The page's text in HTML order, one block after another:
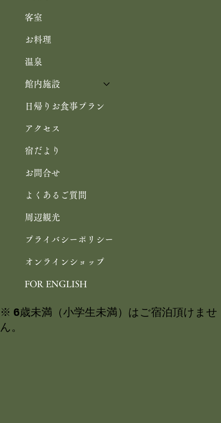
客室
お料理
温泉
館内施設
日帰りお食事プラン
アクセス
宿だより
お問合せ
よくあるご質問
周辺観光
プライバシーポリシー
オンラインショップ
FOR ENGLISH
※ 6歳未満（小学生未満）はご宿泊頂けませ
ん。